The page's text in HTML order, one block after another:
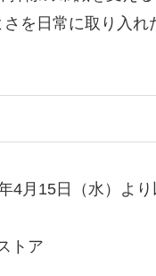
を日常に取り入
月15日（水）より
トア